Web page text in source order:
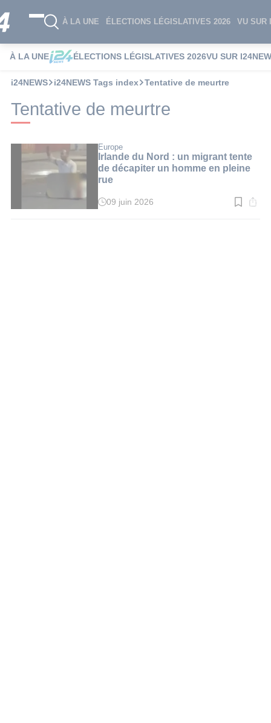
À LA UNE ÉLECTIONS LÉGISLATIVES 2026 VU SUR
À LA UNE ÉLECTIONS LÉGISLATIVES 2026VU SUR
i24NEWS i24NEWS Tags index Tentative de meurtre
Tentative de meurtre
Europe
Irlande du Nord : un migrant tente
de décapiter un homme en pleine
rue
Temps
09 juin 2026